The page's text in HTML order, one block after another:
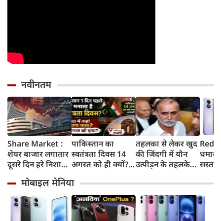
नवीनतम
Share Market :
शेयर बाजार लगातार
दूसरे दिन हरे निशान
अंक चढ़ा, निफ्टी
24,600 के पार
पाकिस्तान का
स्वतंत्रता दिवस 14
अगस्त को ही क्यों?
दिन कहां मनाया
जाता है खास समारोह
तहलका से लेकर खुद
की जिंदगी में यौन
उत्पीड़न के तहलके
तरुण तेजपाल?
सस्ता
और
मोबाइल मेनिया